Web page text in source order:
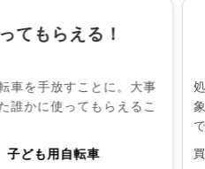
てもらえる！
車を手放すことに。大事
誰かに使ってもらえるこ
子ども用自転車